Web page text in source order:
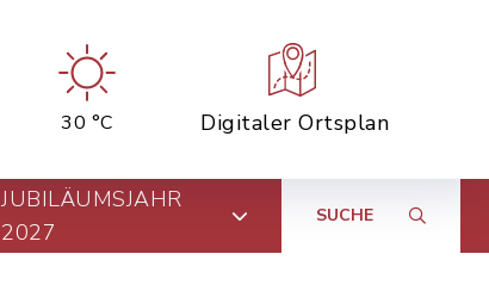
30 °C
Digitaler Ortsplan
JUBILÄUMSJAHR
2027
SUCHE